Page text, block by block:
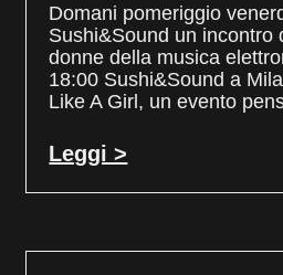
Domani pomeriggio
Sushi&Sound un incontro
donne della musica
18:00 Sushi&Sound a
Like A Girl, un evento
Leggi >